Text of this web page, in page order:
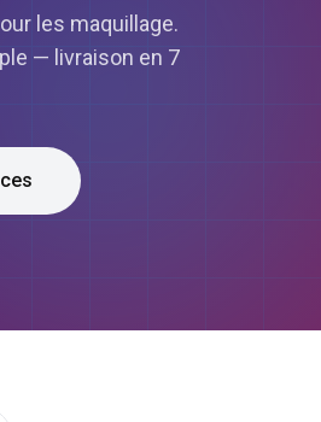
les maquillage.
— livraison en 7